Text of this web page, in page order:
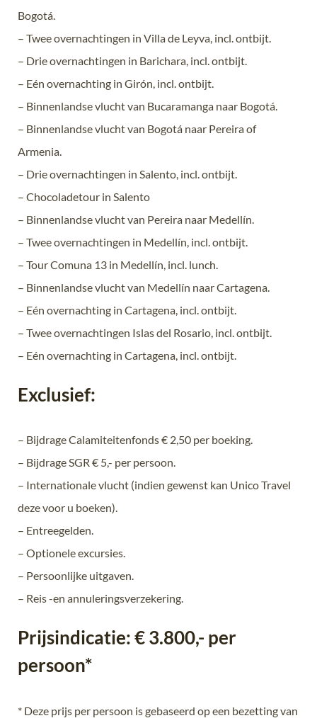
Bogotá.
– Twee overnachtingen in Villa de Leyva, incl. ontbijt.
– Drie overnachtingen in Barichara, incl. ontbijt.
– Eén overnachting in Girón, incl. ontbijt.
– Binnenlandse vlucht van Bucaramanga naar Bogotá.
– Binnenlandse vlucht van Bogotá naar Pereira of
Armenia.
– Drie overnachtingen in Salento, incl. ontbijt.
– Chocoladetour in Salento
– Binnenlandse vlucht van Pereira naar Medellín.
– Twee overnachtingen in Medellín, incl. ontbijt.
– Tour Comuna 13 in Medellín, incl. lunch.
– Binnenlandse vlucht van Medellín naar Cartagena.
– Eén overnachting in Cartagena, incl. ontbijt.
– Twee overnachtingen Islas del Rosario, incl. ontbijt.
– Eén overnachting in Cartagena, incl. ontbijt.
Exclusief:
– Bijdrage Calamiteitenfonds € 2,50 per boeking.
– Bijdrage SGR € 5,- per persoon.
– Internationale vlucht (indien gewenst kan Unico Travel
deze voor u boeken).
– Entreegelden.
– Optionele excursies.
– Persoonlijke uitgaven.
– Reis -en annuleringsverzekering.
Prijsindicatie: € 3.800,- per
persoon*
* Deze prijs per persoon is gebaseerd op een bezetting van